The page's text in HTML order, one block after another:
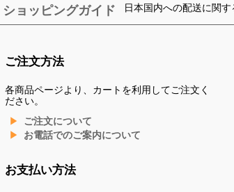
ショッピングガイド 日本国内への配送に関
ご注文方法
各商品ページより、カートを利用してご注文く
ださい。
ご注文について
お電話でのご案内について
お支払い方法